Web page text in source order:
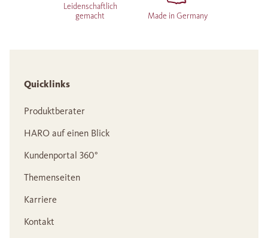
Leidenschaftlich
gemacht
Made in Germany
Quicklinks
Produktberater
HARO auf einen Blick
Kundenportal 360°
Themenseiten
Karriere
Kontakt